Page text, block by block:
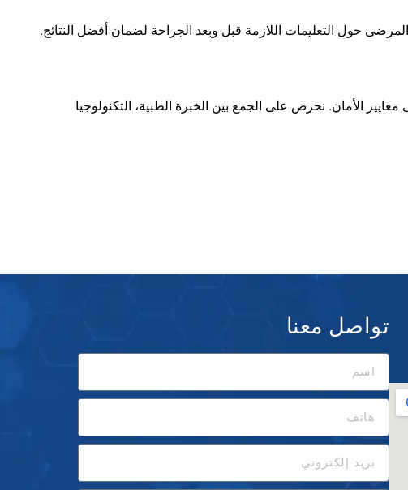
حول التعليمات اللازمة قبل وبعد الجراحة لضمان أفضل النتائج.
الأمان. نحرص على الجمع بين الخبرة الطبية، التكنولوجيا
تواصل معنا